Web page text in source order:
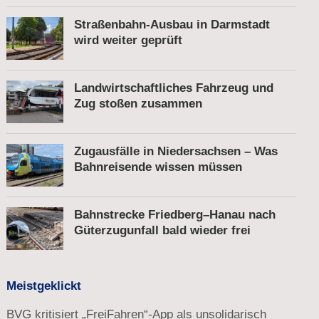
Straßenbahn-Ausbau in Darmstadt
wird weiter geprüft
Landwirtschaftliches Fahrzeug und
Zug stoßen zusammen
Zugausfälle in Niedersachsen – Was
Bahnreisende wissen müssen
Bahnstrecke Friedberg–Hanau nach
Güterzugunfall bald wieder frei
Meistgeklickt
BVG kritisiert „FreiFahren“-App als unsolidarisch